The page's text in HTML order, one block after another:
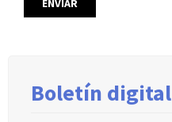
Boletín digital